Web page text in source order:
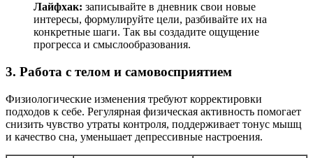
Лайфхак: записывайте в дневник свои новые
интересы, формулируйте цели, разбивайте их на
конкретные шаги. Так вы создадите ощущение
прогресса и смыслообразования.
3. Работа с телом и самовосприятием
Физиологические изменения требуют корректировки
подходов к себе. Регулярная физическая активность помогает
снизить чувство утраты контроля, поддерживает тонус мышц
и качество сна, уменьшает депрессивные настроения.